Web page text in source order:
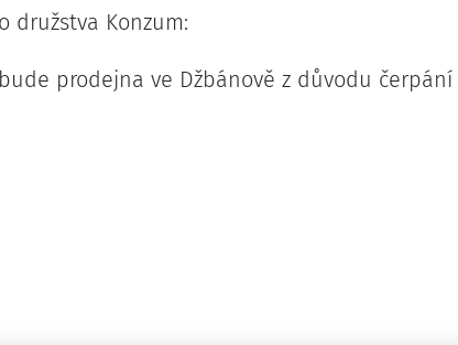
družstva Konzum:
bude prodejna ve Džbánově z důvodu